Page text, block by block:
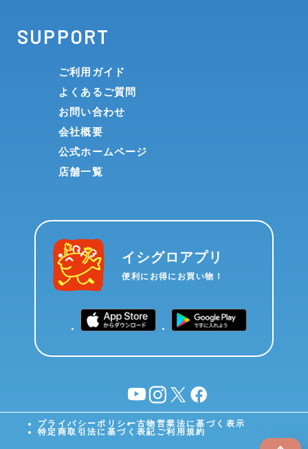
SUPPORT
ご利用ガイド
よくあるご質問
お問い合わせ
会社概要
公式ホームページ
店舗一覧
イシグロアプリ
便利にお得にお買い物！
YouTubeinstagram
X facebook
プライバシーポリシー古物営業法に基づく表示
特定商取引法に基づく表記 ご利用規約